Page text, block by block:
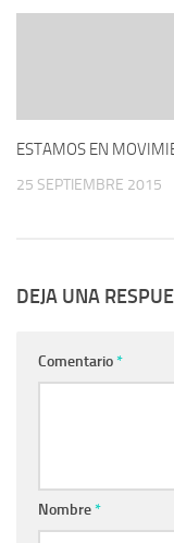
ESTAMOS EN
25 SEPTIEMBRE 2015
DEJA UNA
Comentario*
Nombre*